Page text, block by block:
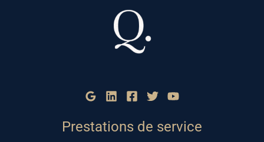
Prestations de service